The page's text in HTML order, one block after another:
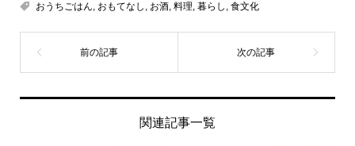
おうちごはん, おもてなし , お酒, 料理, 暮らし , 食文化
関連記事一覧